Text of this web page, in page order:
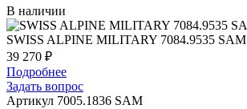
В наличии
SWISS ALPINE MILITARY 7084.9535 SAM
39 270 ₽
Подробнее
Задать вопрос
Артикул 7005.1836 SAM